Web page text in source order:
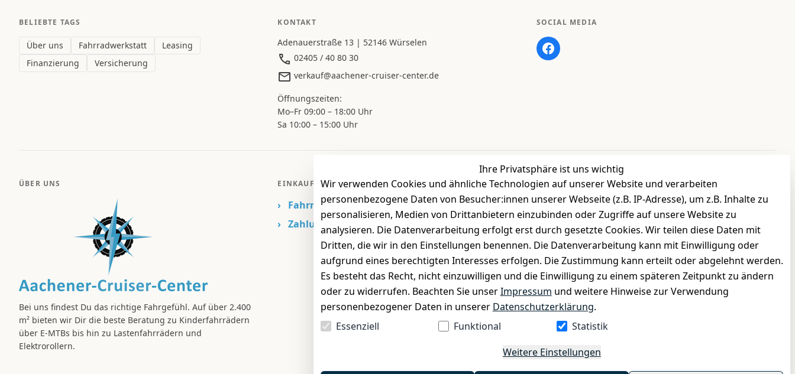
Ihre Privatsphäre ist uns wichtig
Wir verwenden Cookies und ähnliche Technologien auf unserer Website und verarbeiten
personenbezogene Daten von Besucher:innen unserer Webseite (z.B. IP-Adresse), um z.B. Inhalte zu
personalisieren, Medien von Drittanbietern einzubinden oder Zugriffe auf unsere Website zu
analysieren. Die Datenverarbeitung erfolgt erst durch gesetzte Cookies. Wir teilen diese Daten mit
Dritten, die wir in den Einstellungen benennen. Die Datenverarbeitung kann mit Einwilligung oder
aufgrund eines berechtigten Interesses erfolgen. Die Zustimmung kann erteilt oder abgelehnt werden.
Es besteht das Recht, nicht einzuwilligen und die Einwilligung zu einem späteren Zeitpunkt zu ändern
oder zu widerrufen. Beachten Sie unserImpressum und weitere Hinweise zur Verwendung
personenbezogener Daten in unserer Datenschutzerklärung.
Essenziell
Funktional
Statistik
Weitere Einstellungen
BELIEBTE TAGS
Über uns Fahrradwerkstatt
Leasing
Finanzierung
Versicherung
KONTAKT
Adenauerstraße 13 | 52146 Würselen
02405 / 40 80 30
verkauf@aachener-cruiser-center.de
Öffnungszeiten:
Mo–Fr 09:00 – 18:00 Uhr
Sa 10:00 – 15:00 Uhr
SOCIAL MEDIA
ÜBER UNS
Bei uns findest Du das richtige Fahrgefühl. Auf über 2.400
m² bieten wir Dir die beste Beratung zu Kinderfahrrädern
über E-MTBs bis hin zu Lastenfahrrädern und
Elektrorollern.
EINKAUFEN
› Fahrrad Aachen
› Zahlungs- und Versandbedingungen
INFORMATIONEN
›
Batteriehinweis
›
Widerrufsrecht
› Impressum
›
Datenschutzerklärung
›
AGB
› Kontakt
Barrierefreiheitserklärung